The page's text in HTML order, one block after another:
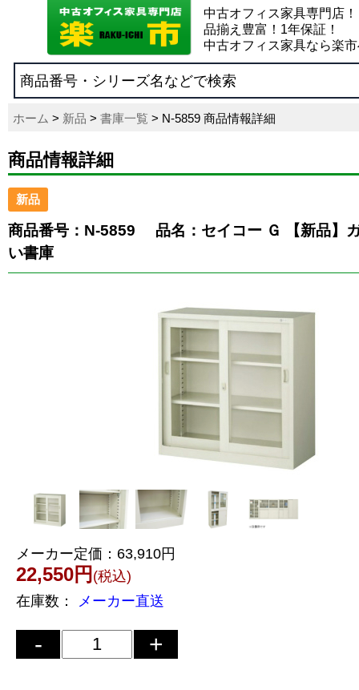
中古オフィス家具専門店！
品揃え豊富！1年保証！
中古オフィス家具なら楽
ホーム > 新品 > 書庫一覧 > N-5859 商品情報詳細
商品情報詳細
新品
商品番号：N-5859
品名：セイコー Ｇ 【新品】
い書庫
メーカー定価： 63,910円
22,550円 (税込)
在庫数：
メーカー直送